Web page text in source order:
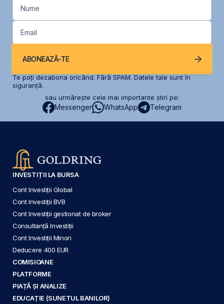
Nume
Email
ABONEAZĂ-TE
Te poți dezabona oricând. Fără SPAM. Datele tale sunt în
siguranță.
sau urmărește cele mai importante știri pe:
Messenger WhatsApp Telegram
INVESTIȚII LA BURSA
Cont Investiții Global
Cont Investiții BVB
Cont Investiții gestionat de broker
Consultanță Investiții
Cont Investiții Minori
Deducere 400 EUR
COMISIOANE
PLATFORME
PIAȚĂ ȘI ANALIZE
EDUCAȚIE (SUNETUL BANILOR)